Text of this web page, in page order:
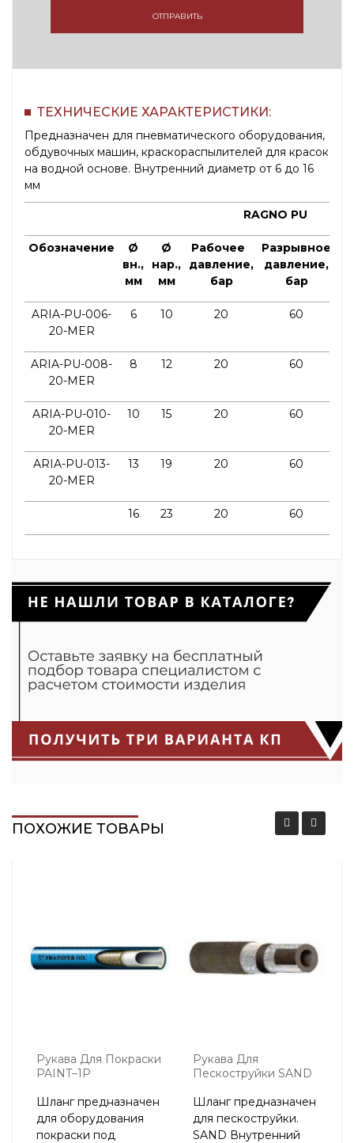
ОТПРАВИТЬ
ТЕХНИЧЕСКИЕ ХАРАКТЕРИСТИКИ:
Предназначен для пневматического оборудования,
обдувочных машин, краскораспылителей для красок
на водной основе. Внутренний диаметр от 6 до 16
мм
RAGNO PU
Обозначение
Ø
вн.,
мм
Ø
нар.,
мм
Рабочее
давление,
бар
Разрывное
давление,
бар
ARIA-PU-006-
20-MER
6 10 20 60
ARIA-PU-008-
20-MER
8 12 20 60
ARIA-PU-010-
20-MER
10 15 20 60
ARIA-PU-013-
20-MER
13 19 20 60
16 23 20 60
ПОХОЖИЕ ТОВАРЫ
Рукава Для Покраски
PAINT–1P
Шланг предназначен
для оборудования
покраски под
Рукава Для
Пескоструйки SAND
Шланг предназначен
для пескоструйки.
SAND Внутренний